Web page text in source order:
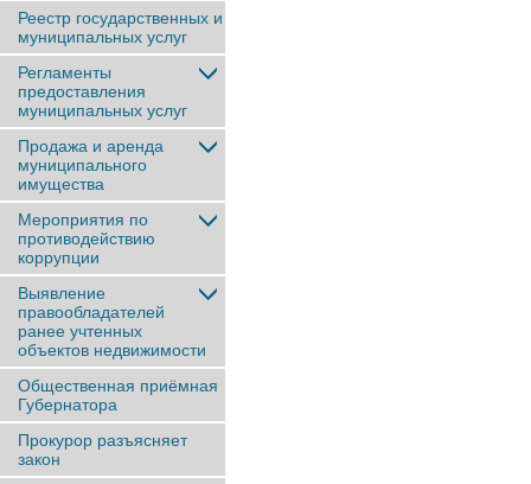
Реестр государственных и
муниципальных услуг
Регламенты
предоставления
муниципальных услуг
Продажа и аренда
муниципального
имущества
Мероприятия по
противодействию
коррупции
Выявление
правообладателей
ранее учтенныx
объектов недвижимости
Общественная приёмная
Губернатора
Прокурор разъясняет
закон